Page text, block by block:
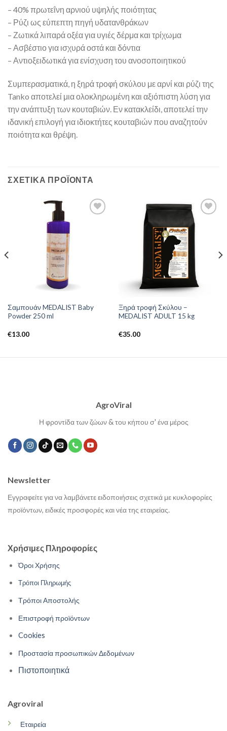
– 40% πρωτεΐνη αρνιού υψηλής ποιότητας
– Ρύζι ως εύπεπτη πηγή υδατανθράκων
– Ζωτικά λιπαρά οξέα για υγιές δέρμα και τρίχωμα
– Ασβέστιο για ισχυρά οστά και δόντια
– Αντιοξειδωτικά για ενίσχυση του ανοσοποιητικού
Συμπερασματικά, η ξηρά τροφή σκύλου με αρνί και ρύζι της
Tanko αποτελεί μια ολοκληρωμένη και αξιόπιστη λύση για
την ανάπτυξη των κουταβιών. Εν κατακλείδι, αποτελεί την
ιδανική επιλογή για ιδιοκτήτες κουταβιών που αναζητούν
ποιότητα και θρέψη.
ΣΧΕΤΙΚΆ ΠΡΟΪΌΝΤΑ
Σαμπουάν MEDALIST Baby
Powder 250 ml
€13.00
Ξηρά τροφή Σκύλου –
MEDALIST ADULT 15 kg
€35.00
AgroViral
Η φροντίδα των ζώων & του κήπου σ' ένα μέρος
Χρήσιμες Πληροφορίες
Όροι Χρήσης
Τρόποι Πληρωμής
Τρόποι Αποστολής
Επιστροφή προϊόντων
Cookies
Προστασία προσωπικών Δεδομένων
Πιστοποιητικά
Agroviral
Εταιρεία
Newsletter
Εγγραφείτε για να λαμβάνετε ειδοποιήσεις σχετικά με κυκλοφορίες
προϊόντων, ειδικές προσφορές και νέα της εταιρείας.